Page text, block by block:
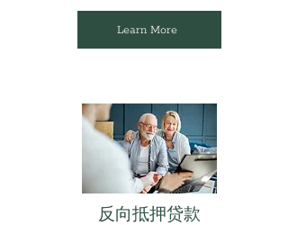
Learn More
反向抵押贷款